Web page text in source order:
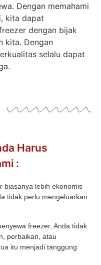
Dengan memahami
kita dapat
dengan bijak
kita. Dengan
selalu dapat
Harus
:
biasanya lebih ekonomis
tidak perlu mengeluarkan
freezer, Anda tidak
perbaikan, atau
itu menjadi tanggung